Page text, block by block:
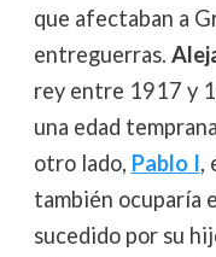
que afectaban a
entreguerras.
rey entre 1917 y
una edad
otro lado, Pablo I,
también ocuparía
sucedido por su